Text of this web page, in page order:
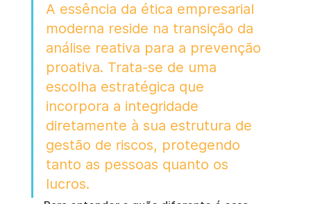
A essência da ética empresarial
moderna reside na transição da
análise reativa para a prevenção
proativa. Trata-se de uma
escolha estratégica que
incorpora a integridade
diretamente à sua estrutura de
gestão de riscos, protegendo
tanto as pessoas quanto os
lucros.